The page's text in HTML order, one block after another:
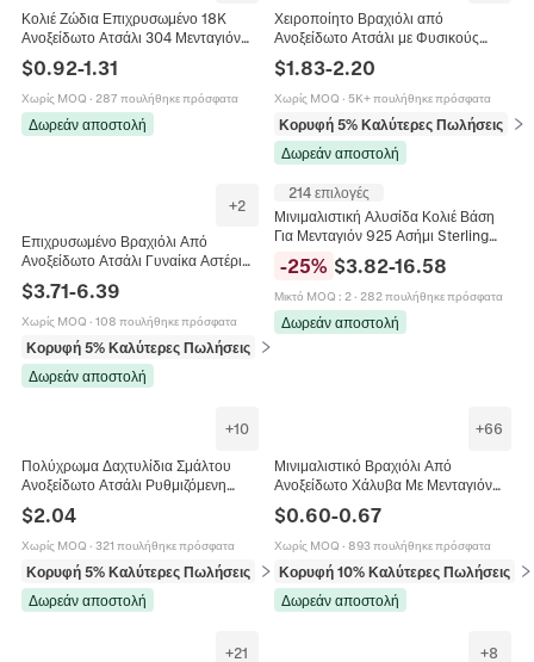
Κολιέ Ζώδια Επιχρυσωμένο 18K
Ανοξείδωτο Ατσάλι 304 Μενταγιόν
Σύμβολο Ωροσκόπιο Λεπτή Αλυσίδα
Κοσμήματα Για Γυναίκες
$0.92-1.31
Χωρίς MOQ · 287 πουλήθηκε πρόσφατα
Δωρεάν αποστολή
Χειροποίητο Βραχιόλι από
Ανοξείδωτο Ατσάλι με Φυσικούς
Κρυστάλλους Ρυθμιζόμενο για
Γυναίκες Χρυσό Ασημί Κόσμημα
$1.83-2.20
Χωρίς MOQ · 5K+ πουλήθηκε πρόσφατα
Κορυφή 5% Καλύτερες Πωλήσεις
σε
Δωρεάν αποστολή
+2
Επιχρυσωμένο Βραχιόλι Από
Ανοξείδωτο Ατσάλι Γυναίκα Αστέρι
Φεγγάρι Μάτι Μπλε Στρας Μποέμ
Κομψό Αδιάβροχο Κόσμημα
$3.71-6.39
Χωρίς MOQ · 108 πουλήθηκε πρόσφατα
Κορυφή 5% Καλύτερες Πωλήσεις
σε Βραχιόλια
Δωρεάν αποστολή
214 επιλογές
Μινιμαλιστική Αλυσίδα Κολιέ Βάση
Για Μενταγιόν 925 Ασήμι Sterling
Λεπτή Κομψή Box Snake O-Chain
Ρυθμιζόμενη
-25% $3.82-16.58
Μικτό MOQ : 2· 282 πουλήθηκε πρόσφατα
Δωρεάν αποστολή
+10
Πολύχρωμα Δαχτυλίδια Σμάλτου
Ανοξείδωτο Ατσάλι Ρυθμιζόμενη
Δώρο Για Γυναίκες
$2.04
Χωρίς MOQ · 321 πουλήθηκε πρόσφατα
Κορυφή 5% Καλύτερες Πωλήσεις
σε Δαχτυλίδια
Δωρεάν αποστολή
+66
Μινιμαλιστικό Βραχιόλι Από
Ανοξείδωτο Χάλυβα Με Μενταγιόν
Ζωής Ρυθμιζόμενη Αλυσίδα
Κοσμήματα
$0.60-0.67
Χωρίς MOQ · 893 πουλήθηκε πρόσφατα
Κορυφή 10% Καλύτερες Πωλήσεις
Δωρεάν αποστολή
+21 +8